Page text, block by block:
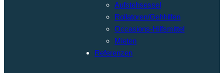
Aufstehsessel
Rollatoren/Gehhilfen
Occasions-Hilfsmittel
Mieten
Referenzen